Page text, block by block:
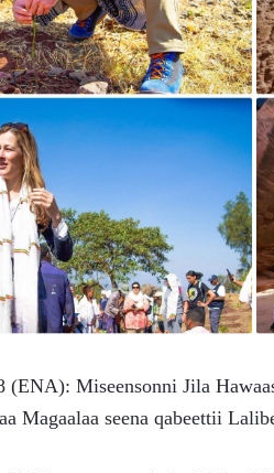
(ENA): Miseensonni Jila
Magaalaa seena qabeettii